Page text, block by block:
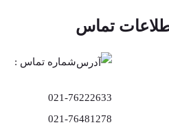
تماس
شماره تماس :
021-76222633
021-76481278